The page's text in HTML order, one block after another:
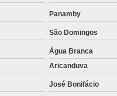
Panamby
São Domingos
Água Branca
Aricanduva
José Bonifácio